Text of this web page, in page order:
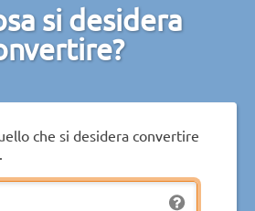
si desidera
che si desidera convertire